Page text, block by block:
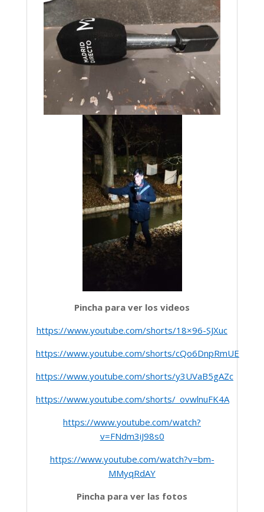
Pincha para ver los videos
https://www.youtube.com/shorts/18×96-SJXuc
https://www.youtube.com/shorts/cQo6DnpRmUE
https://www.youtube.com/shorts/y3UVaB5gAZc
https://www.youtube.com/shorts/_ovwlnuFK4A
https://www.youtube.com/watch?
v=FNdm3iJ98s0
https://www.youtube.com/watch?v=bm-
MMyqRdAY
Pincha para ver las fotos